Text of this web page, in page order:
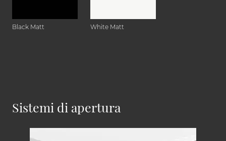
Black Matt White Matt
Sistemi di apertura